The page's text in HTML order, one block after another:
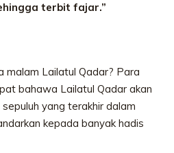
terbit fajar.”
malam Lailatul Qadar? Para
bahawa Lailatul Qadar akan
yang terakhir dalam
kepada banyak hadis